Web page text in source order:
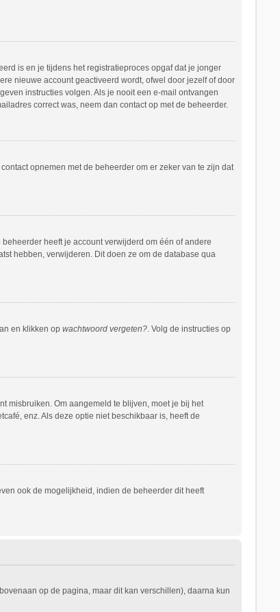
is en je tijdens het registratieproces opgaf dat je jonger
nieuwe account geactiveerd wordt, ofwel door jezelf of door
instructies volgen. Als je nooit een e-mail ontvangen
correct was, neem dan contact op met de beheerder.
opnemen met de beheerder om er zeker van te zijn dat
heeft je account verwijderd om één of andere
hebben, verwijderen. Dit doen ze om de database qua
en klikken op wachtwoord vergeten?. Volg de instructies op
misbruiken. Om aangemeld te blijven, moet je bij het
enz. Als deze optie niet beschikbaar is, heeft de
ook de mogelijkheid, indien de beheerder dit heeft
op de pagina, maar dit kan verschillen), daarna kun